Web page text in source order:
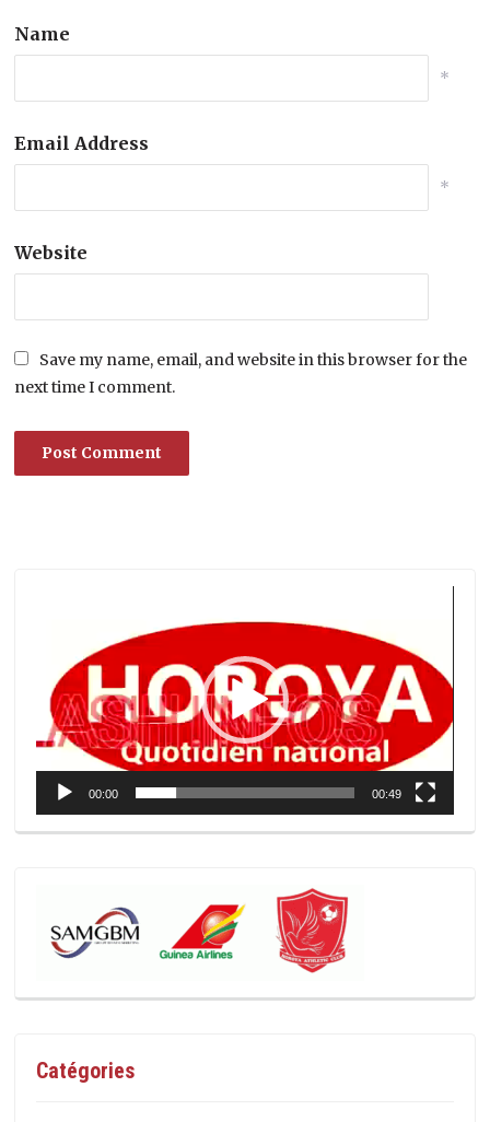
Name
*
Email Address
*
Website
Save my name, email, and website in this browser for the
next time I comment.
00:00 00:49
Catégories